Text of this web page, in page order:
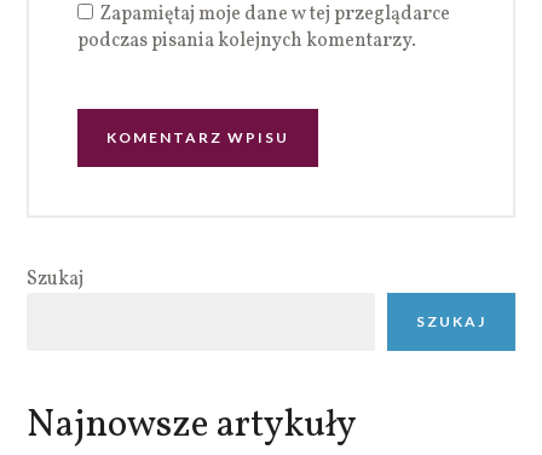
Zapamiętaj moje dane w tej przeglądarce
podczas pisania kolejnych komentarzy.
Szukaj
SZUKAJ
Najnowsze artykuły